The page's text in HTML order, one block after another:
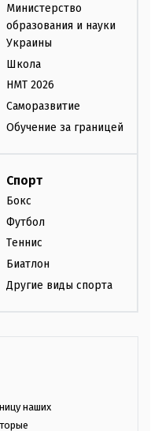
Министерство
образования и науки
Украины
Школа
НМТ 2026
Саморазвитие
Обучение за границей
Спорт
Бокс
Футбол
Теннис
Биатлон
Другие виды спорта
наших